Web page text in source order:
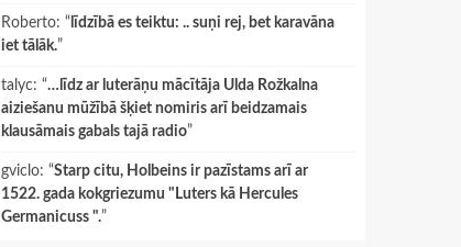
Roberto: “ līdzībā es teiktu: .. suņi rej, bet karavāna
iet tālāk.”
talyc: “…līdz ar luterāņu mācītāja Ulda Rožkalna
aiziešanu mūžībā šķiet nomiris arī beidzamais
klausāmais gabals tajā radio”
gviclo: “Starp citu, Holbeins ir pazīstams arī ar
1522. gada kokgriezumu "Luters kā Hercules
Germanicuss ".”